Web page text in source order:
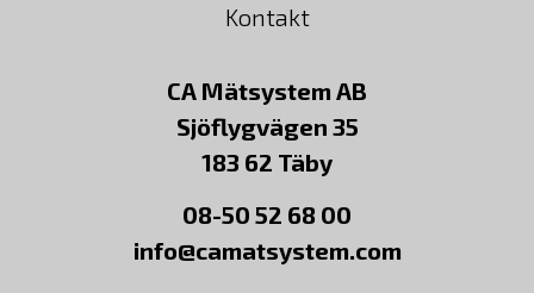
Kontakt
CA Mätsystem AB
Sjöflygvägen 35
183 62 Täby
08-50 52 68 00
info@camatsystem.com